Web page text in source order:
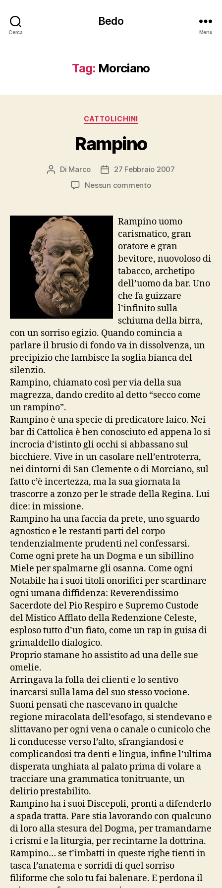
Cerca
Bedo
Menu
Tag: Morciano
Categorie
CATTOLICHINI
Rampino
Autore
articolo
Di Marco
Data27 Febbraio 2007
Nessun commentosu
Rampino uomo
carismatico, gran
oratore e gran
bevitore, nuovoloso di
tabacco, archetipo
dell’uomo da bar. Uno
che fa guizzare
l’infinito sulla
schiuma della birra,
con un sorriso egizio. Quando comincia a
parlare il brusio di fondo va in dissolvenza, un
precipizio che lambisce la soglia bianca del
silenzio.
Rampino, chiamato così per via della sua
magrezza, dando credito al detto “secco come
un rampino”.
Rampino è una specie di predicatore laico. Nei
bar di Cattolica è ben conosciuto ed appena lo si
incrocia d’istinto gli occhi si abbassano sul
bicchiere. Vive in un casolare nell’entroterra,
nei dintorni di San Clemente o di Morciano, sul
fatto c’è incertezza, ma la sua giornata la
trascorre a zonzo per le strade della Regina. Lui
dice: in missione.
Rampino ha una faccia da prete, uno sguardo
agnostico e le restanti parti del corpo
tendenzialmente prudenti nel confessarsi.
Come ogni prete ha un Dogma e un sibillino
Miele per spalmarne gli osanna. Come ogni
Notabile ha i suoi titoli onorifici per scardinare
ogni umana diffidenza: Reverendissimo
Sacerdote del Pio Respiro e Supremo Custode
del Mistico Afflato della Redenzione Celeste,
esploso tutto d’un fiato, come un rap in guisa di
grimaldello dialogico.
Proprio stamane ho assistito ad una delle sue
omelie.
Arringava la folla dei clienti e lo sentivo
inarcarsi sulla lama del suo stesso vocione.
Suoni pensati che nascevano in qualche
regione miracolata dell’esofago, si stendevano e
slittavano per ogni vena o canale o cunicolo che
li conducesse verso l’alto, sfrangiandosi e
complicandosi tra denti e lingua, infine l’ultima
disperata unghiata al palato prima di volare a
tracciare una grammatica tonitruante, un
delirio prestabilito.
Rampino ha i suoi Discepoli, pronti a difenderlo
a spada tratta. Pare stia lavorando con qualcuno
di loro alla stesura del Dogma, per tramandarne
i crismi e la liturgia, per recintarne la dottrina.
Rampino… se t’imbatti in queste righe tienti in
tasca l’anatema e sorridi di quel sorriso
filiforme che solo tu fai balenare. E perdona il